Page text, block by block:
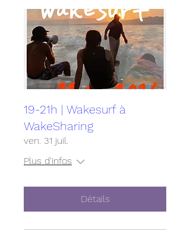
19-21h | Wakesurf à
WakeSharing
ven. 31 juil.
Plus d'infos
Détails